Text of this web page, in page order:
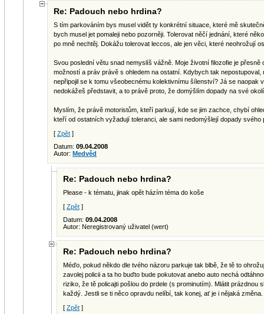
Re: Padouch nebo hrdina?
S tím parkováním bys musel vidět ty konkrétní situace, které mě
bych musel jet pomaleji nebo pozorněji. Tolerovat něčí jednání, které
po mně nechtěj. Dokážu tolerovat leccos, ale jen věci, které neohrožují
Svou poslední větu snad nemyslíš vážně. Moje životní filozofie je
možností a práv právě s ohledem na ostatní. Kdybych tak
nepřipojil se k tomu všeobecnému kolektivnímu šílenství? Já se naopak
nedokážeš představit, a to právě proto, že domýšlím dopady na své
Myslím, že právě motoristům, kteří parkují, kde se jim zachce, chybí
kteří od ostatních vyžadují toleranci, ale sami nedomýšlejí dopady svého
[ Zpět ]
Datum: 09.04.2008
Autor: Medvěd
Re: Padouch nebo hrdina?
Please - k tématu, jinak opět házím téma do koše
[ Zpět ]
Datum: 09.04.2008
Autor: Neregistrovaný uživatel (wert)
Re: Padouch nebo hrdina?
Méďo, pokud někdo dle tvého názoru parkuje tak blbě, že tě to
zavolej policii a ta ho buďto bude pokutovat anebo auto nechá
riziko, že tě policajti pošlou do prdele (s prominutím). Mlátit prázdnou
každý. Jestli se ti něco opravdu nelíbí, tak konej, ať je i nějaká změna.
[ Zpět ]